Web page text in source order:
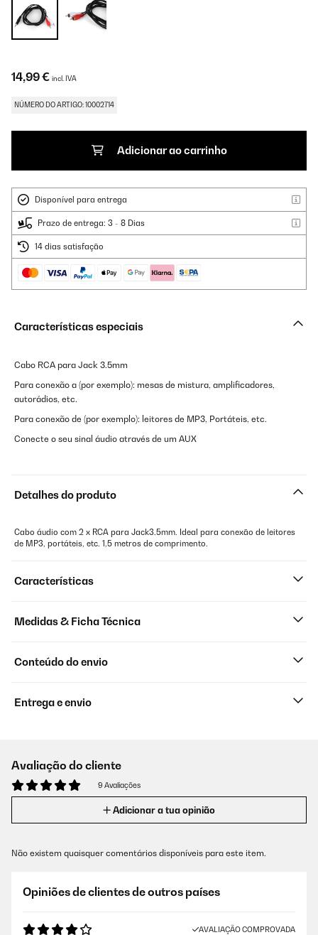
14,99 € incl. IVA
NÚMERO DO ARTIGO: 10002714
Adicionar ao carrinho
Disponível para entrega
Prazo de entrega: 3 - 8 Dias
14 dias satisfação
Características especiais
Cabo RCA para Jack 3.5mm
Para conexão a (por exemplo): mesas de mistura, amplificadores,
autorádios, etc.
Para conexão de (por exemplo): leitores de MP3, Portáteis, etc.
Conecte o seu sinal áudio através de um AUX
Detalhes do produto
Cabo áudio com 2 x RCA para Jack3.5mm. Ideal para conexão de leitores
de MP3, portáteis, etc. 1,5 metros de comprimento.
Características
Medidas & Ficha Técnica
Conteúdo do envio
Entrega e envio
Avaliação do cliente
9 Avaliações
Adicionar a tua opinião
Não existem quaisquer comentários disponíveis para este item.
Opiniões de clientes de outros países
AVALIAÇÃO COMPROVADA